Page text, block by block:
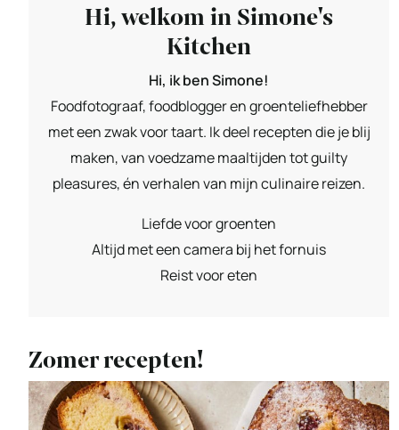
Hi, welkom in Simone's
Kitchen
Hi, ik ben Simone!
Foodfotograaf, foodblogger en groenteliefhebber
met een zwak voor taart. Ik deel recepten die je blij
maken, van voedzame maaltijden tot guilty
pleasures, én verhalen van mijn culinaire reizen.
Liefde voor groenten
Altijd met een camera bij het fornuis
Reist voor eten
Zomer recepten!